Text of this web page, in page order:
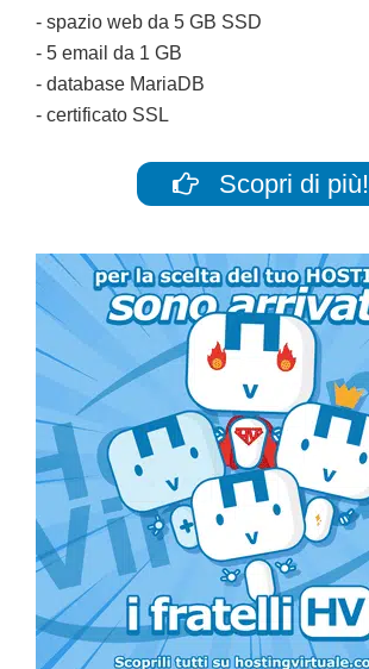
- spazio web da 5 GB SSD
- 5 email da 1 GB
- database MariaDB
- certificato SSL
Scopri di più!